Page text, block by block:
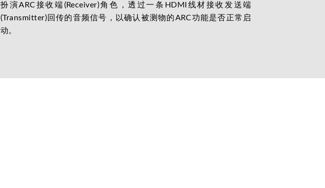
扮演ARC接收端(Receiver)角色，透过一条HDMI线材接收发送端
(Transmitter)回传的音频信号，以确认被测物的ARC功能是否正常启
动。